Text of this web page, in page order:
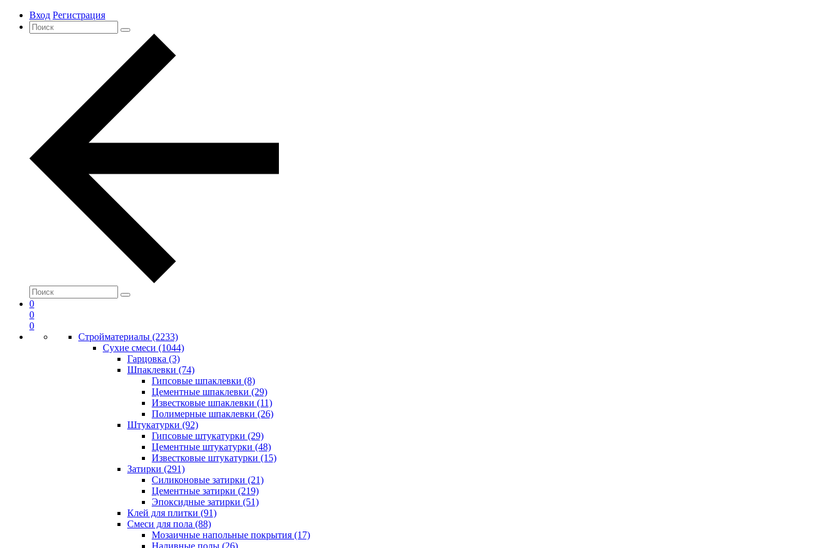
Вход Регистрация
0
0
0
Стройматериалы (2233)
Сухие смеси (1044)
Гарцовка (3)
Шпаклевки (74)
Гипсовые шпаклевки (8)
Цементные шпаклевки (29)
Известковые шпаклевки (11)
Полимерные шпаклевки (26)
Штукатурки (92)
Гипсовые штукатурки (29)
Цементные штукатурки (48)
Известковые штукатурки (15)
Затирки (291)
Силиконовые затирки (21)
Цементные затирки (219)
Эпоксидные затирки (51)
Клей для плитки (91)
Смеси для пола (88)
Мозаичные напольные покрытия (17)
Наливные полы (26)